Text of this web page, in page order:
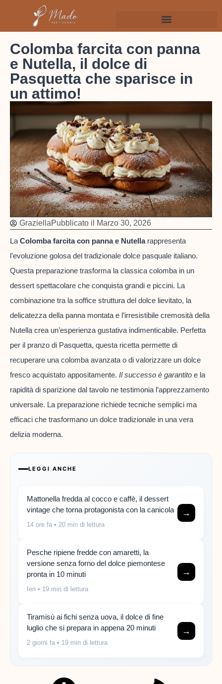
Colomba farcita con panna
e Nutella, il dolce di
Pasquetta che sparisce in
un attimo!
GraziellaPubblicato il Marzo 30, 2026
La Colomba farcita con panna e Nutellarappresenta
l’evoluzione golosa del tradizionale dolce pasquale italiano.
Questa preparazione trasforma la classica colomba in un
dessert spettacolare che conquista grandi e piccini. La
combinazione tra la soffice struttura del dolce lievitato, la
delicatezza della panna montata e l’irresistibile cremosità della
Nutella crea un’esperienza gustativa indimenticabile. Perfetta
per il pranzo di Pasquetta, questa ricetta permette di
recuperare una colomba avanzata o di valorizzare un dolce
fresco acquistato appositamente. Il successo è garantito e la
rapidità di sparizione dal tavolo ne testimonia l’apprezzamento
universale. La preparazione richiede tecniche semplici ma
efficaci che trasformano un dolce tradizionale in una vera
delizia moderna.
LEGGI ANCHE
Mattonella fredda al cocco e caffè, il dessert
vintage che torna protagonista con la canicola
14 ore fa • 20 min di lettura
→
Pesche ripiene fredde con amaretti, la
versione senza forno del dolce piemontese
pronta in 10 minuti
Ieri • 19 min di lettura
→
Tiramisù ai fichi senza uova, il dolce di fine
luglio che si prepara in appena 20 minuti
2 giorni fa • 19 min di lettura
→